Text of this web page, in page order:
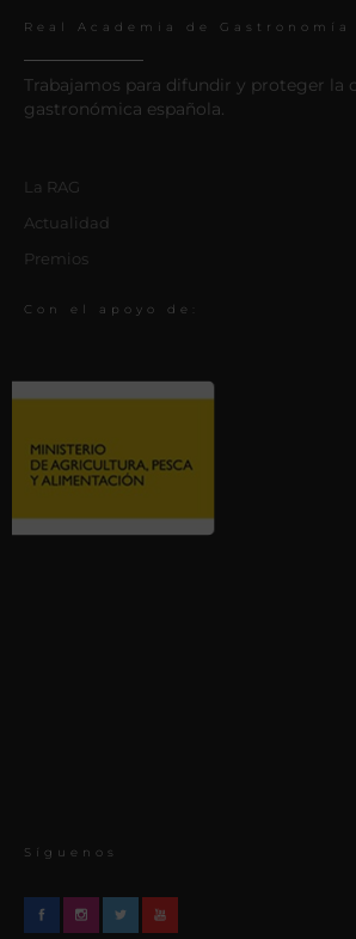
Real Academia de Gastronomía
Trabajamos para difundir y proteger la
gastronómica española.
La RAG
Actualidad
Premios
Con el apoyo de:
Síguenos